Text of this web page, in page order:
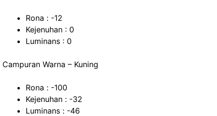
Rona : -12
Kejenuhan : 0
Luminans : 0
Campuran Warna – Kuning
Rona : -100
Kejenuhan : -32
Luminans : -46